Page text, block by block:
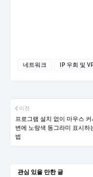
네트워크 IP 우회 및
이전
프로그램 설치 없이 마우스 커
변에 노랑색 동그라미 표시하
법
관심 있을 만한 글